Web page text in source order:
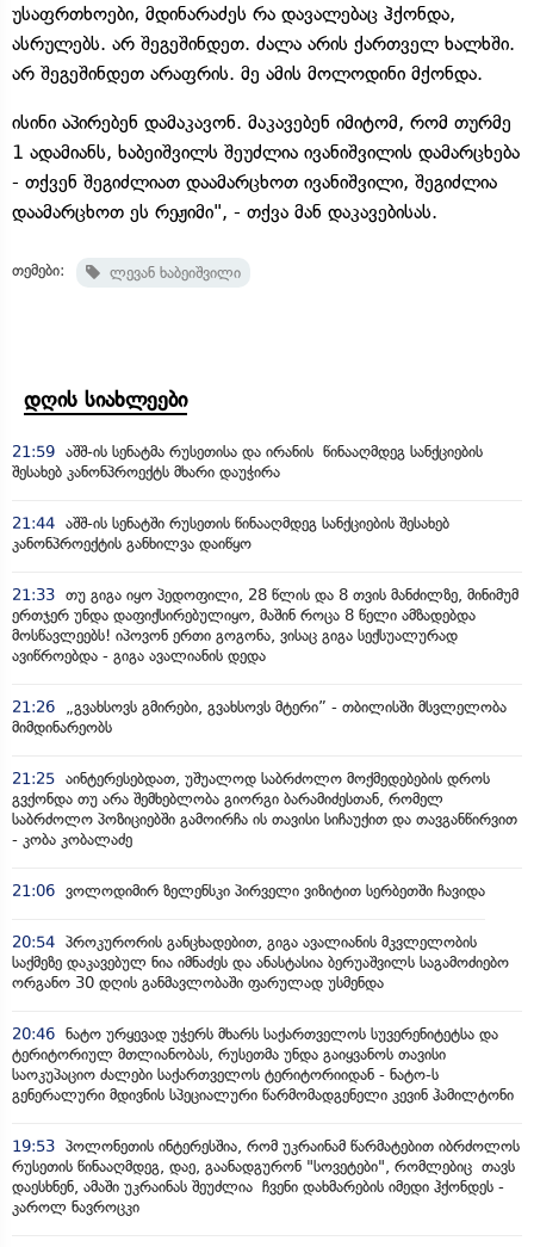
უსაფრთხოები, მდინარაძეს რა დავალებაც ჰქონდა,
ასრულებს. არ შეგეშინდეთ. ძალა არის ქართველ ხალხში.
არ შეგეშინდეთ არაფრის. მე ამის მოლოდინი მქონდა.
ისინი აპირებენ დამაკავონ. მაკავებენ იმიტომ, რომ თურმე
1 ადამიანს, ხაბეიშვილს შეუძლია ივანიშვილის დამარცხება
- თქვენ შეგიძლიათ დაამარცხოთ ივანიშვილი, შეგიძლია
დაამარცხოთ ეს რეჟიმი", - თქვა მან დაკავებისას.
თემები: ლევან ხაბეიშვილი
დღის სიახლეები
21:59 აშშ-ის სენატმა რუსეთისა და ირანის წინააღმდეგ სანქციების
შესახებ კანონპროექტს მხარი დაუჭირა
21:44 აშშ-ის სენატში რუსეთის წინააღმდეგ სანქციების შესახებ
კანონპროექტის განხილვა დაიწყო
21:33 თუ გიგა იყო პედოფილი, 28 წლის და 8 თვის მანძილზე, მინიმუმ
ერთჯერ უნდა დაფიქსირებულიყო, მაშინ როცა 8 წელი ამზადებდა
მოსწავლეებს! იპოვონ ერთი გოგონა, ვისაც გიგა სექსუალურად
ავიწროებდა - გიგა ავალიანის დედა
21:26
„გვახსოვს გმირები, გვახსოვს მტერი” - თბილისში მსვლელობა
მიმდინარეობს
21:25 აინტერესებდათ, უშუალოდ საბრძოლო მოქმედებების დროს
გვქონდა თუ არა შემხებლობა გიორგი ბარამიძესთან, რომელ
საბრძოლო პოზიციებში გამოირჩა ის თავისი სიჩაუქით და თავგანწირვით
- კობა კობალაძე
21:06 ვოლოდიმირ ზელენსკი პირველი ვიზიტით სერბეთში ჩავიდა
20:54 პროკურორის განცხადებით, გიგა ავალიანის მკვლელობის
საქმეზე დაკავებულ ნია იმნაძეს და ანასტასია ბერუაშვილს საგამოძიებო
ორგანო 30 დღის განმავლობაში ფარულად უსმენდა
20:46 ნატო ურყევად უჭერს მხარს საქართველოს სუვერენიტეტსა და
ტერიტორიულ მთლიანობას, რუსეთმა უნდა გაიყვანოს თავისი
საოკუპაციო ძალები საქართველოს ტერიტორიიდან - ნატო-ს
გენერალური მდივნის სპეციალური წარმომადგენელი კევინ ჰამილტონი
19:53 პოლონეთის ინტერესშია, რომ უკრაინამ წარმატებით იბრძოლოს
რუსეთის წინააღმდეგ, დაე, გაანადგურონ "სოვეტები", რომლებიც თავს
დაესხნენ, ამაში უკრაინას შეუძლია ჩვენი დახმარების იმედი ჰქონდეს -
კაროლ ნავროცკი